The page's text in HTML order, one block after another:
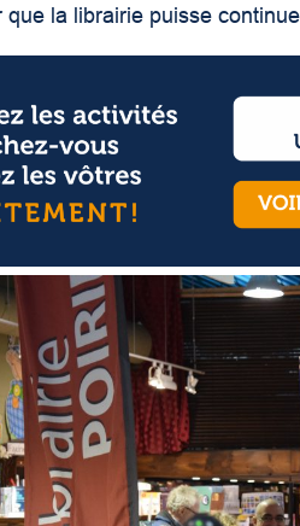
que la librairie puisse